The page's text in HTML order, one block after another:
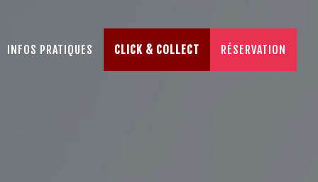
INFOS PRATIQUES CLICK & COLLECT RÉSERVATION